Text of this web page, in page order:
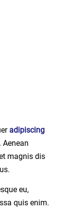
adipiscing
magnis dis
eu,
quis enim.